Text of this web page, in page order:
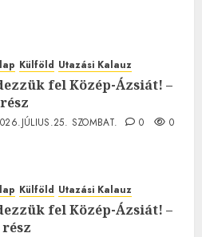
Külföld Utazási Kalauz
fel Közép-Ázsiát! –
SZOMBAT. 0 0
Külföld Utazási Kalauz
fel Közép-Ázsiát! –